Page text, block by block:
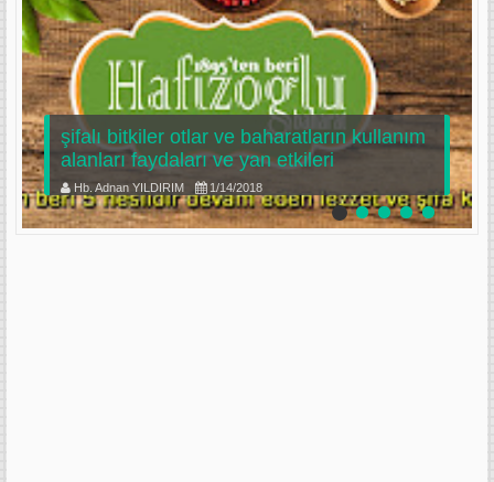
şifalı bitkiler otlar ve baharatların kullanım
alanları faydaları ve yan etkileri
Hb. Adnan YILDIRIM 1/14/2018